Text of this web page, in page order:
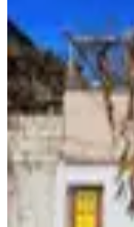
İSMAİL YILDIRIM
DANIŞMANLIĞI
Ara